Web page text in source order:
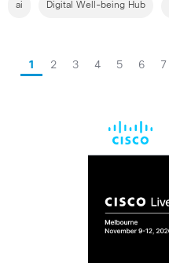
ai Digital Well-being Hub
1 2 3 4 5 6 7